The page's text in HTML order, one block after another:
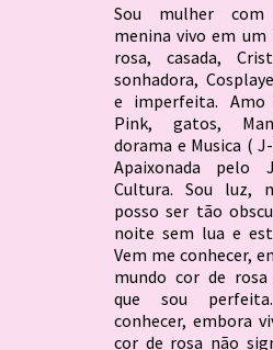
Sou mulher com
menina vivo em um
rosa, casada,
sonhadora,
e imperfeita. Amo
Pink, gatos,
dorama e Musica (
Apaixonada pelo
Cultura. Sou luz,
posso ser tão
noite sem lua e
Vem me conhecer,
mundo cor de
que sou
conhecer, embora
cor de rosa não